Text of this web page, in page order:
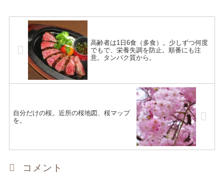
高齢者は1日6食（多食）。少しずつ何度
でもで、栄養失調を防止。順番にも注
意。タンパク質から。
自分だけの桜。近所の桜地図、桜マップ
を。
コメント